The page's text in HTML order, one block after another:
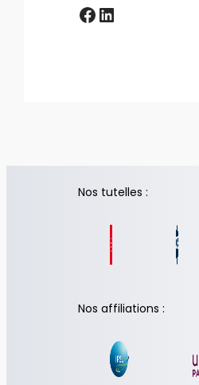
Facebook LinkedIn
Nos tutelles :
Nos affiliations :